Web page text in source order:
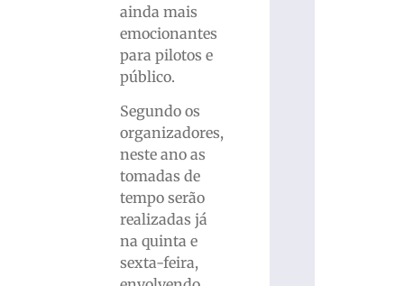
ainda mais
emocionantes
para pilotos e
público.
Segundo os
organizadores,
neste ano as
tomadas de
tempo serão
realizadas já
na quinta e
sexta-feira,